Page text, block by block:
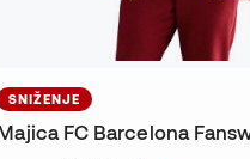
SNIŽENJE